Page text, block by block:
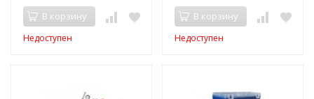
В корзину
Недоступен
В корзину
Недоступен